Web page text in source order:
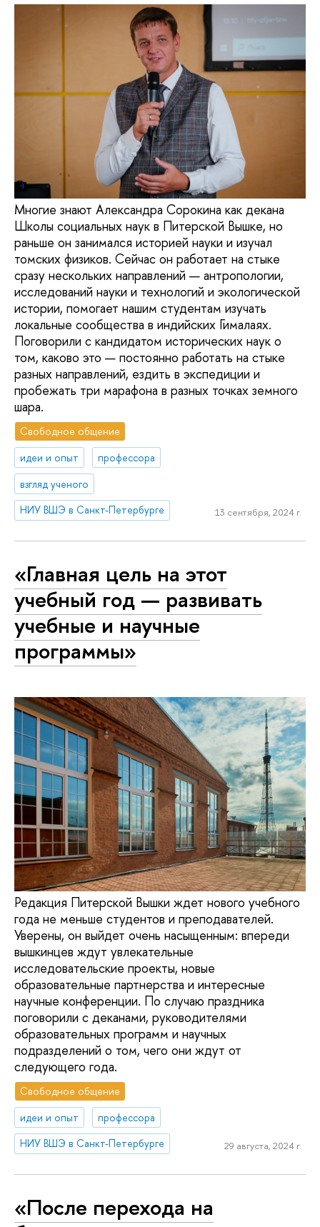
Многие знают Александра Сорокина как декана
Школы социальных наук в Питерской Вышке, но
раньше он занимался историей науки и изучал
томских физиков. Сейчас он работает на стыке
сразу нескольких направлений — антропологии,
исследований науки и технологий и экологической
истории, помогает нашим студентам изучать
локальные сообщества в индийских Гималаях.
Поговорили с кандидатом исторических наук о
том, каково это — постоянно работать на стыке
разных направлений, ездить в экспедиции и
пробежать три марафона в разных точках земного
шара.
Свободное общение
идеи и опыт
профессора
взгляд ученого
НИУ ВШЭ в Санкт-Петербурге
13 сентября, 2024 г.
«Главная цель на этот
учебный год — развивать
учебные и научные
программы»
Редакция Питерской Вышки ждет нового учебного
года не меньше студентов и преподавателей.
Уверены, он выйдет очень насыщенным: впереди
вышкинцев ждут увлекательные
исследовательские проекты, новые
образовательные партнерства и интересные
научные конференции. По случаю праздника
поговорили с деканами, руководителями
образовательных программ и научных
подразделений о том, чего они ждут от
следующего года.
Свободное общение
идеи и опыт
профессора
НИУ ВШЭ в Санкт-Петербурге
29 августа, 2024 г.
«После перехода на